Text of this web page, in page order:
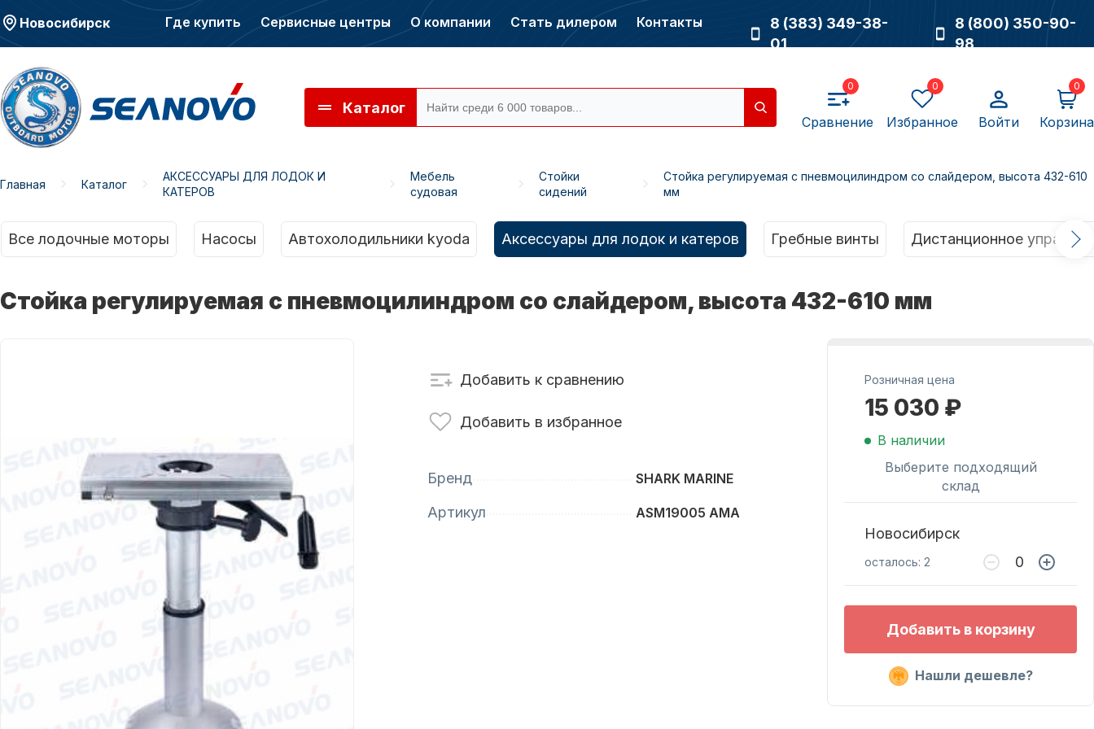
Новосибирск Где купить Сервисные центры О компании Стать дилером Контакты
8 (383) 349-38-
01
8 (800) 350-90-
98
Каталог
0
Сравнение
0
Избранное Войти
0
Корзина
Запчасти для ПЛМ
Масла для лодочных
моторов
Автохолодильник
для лодочных
моторов
Главная Каталог
АКСЕССУАРЫ ДЛЯ ЛОДОК И
КАТЕРОВ
Мебель
судовая
Стойки
сидений
Стойка регулируемая с пневмоцилиндром со слайдером, высота 432-610
мм
Все лодочные моторы Насосы Автохолодильники kyoda Аксессуары для лодок и катеров Гребные винты Дистанционное
Стойка регулируемая с пневмоцилиндром со слайдером, высота 432-610 мм
Добавить к сравнению
Добавить в избранное
Бренд SHARK MARINE
Артикул ASM19005 AMA
Розничная цена
15 030 ₽
В наличии
Выберите подходящий
склад
Новосибирск
осталось: 2
Добавить в корзину
Нашли дешевле?